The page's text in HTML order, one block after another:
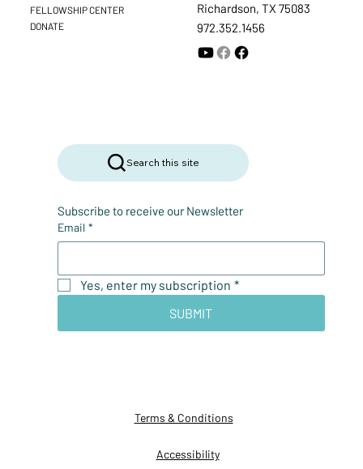
Terms & Conditions
Accessibility
Search this site
Subscribe to receive our Newsletter
Email *
Yes, enter my subscription *
SUBMIT
Richardson, TX 75083
972.352.1456
FELLOWSHIP CENTER
DONATE